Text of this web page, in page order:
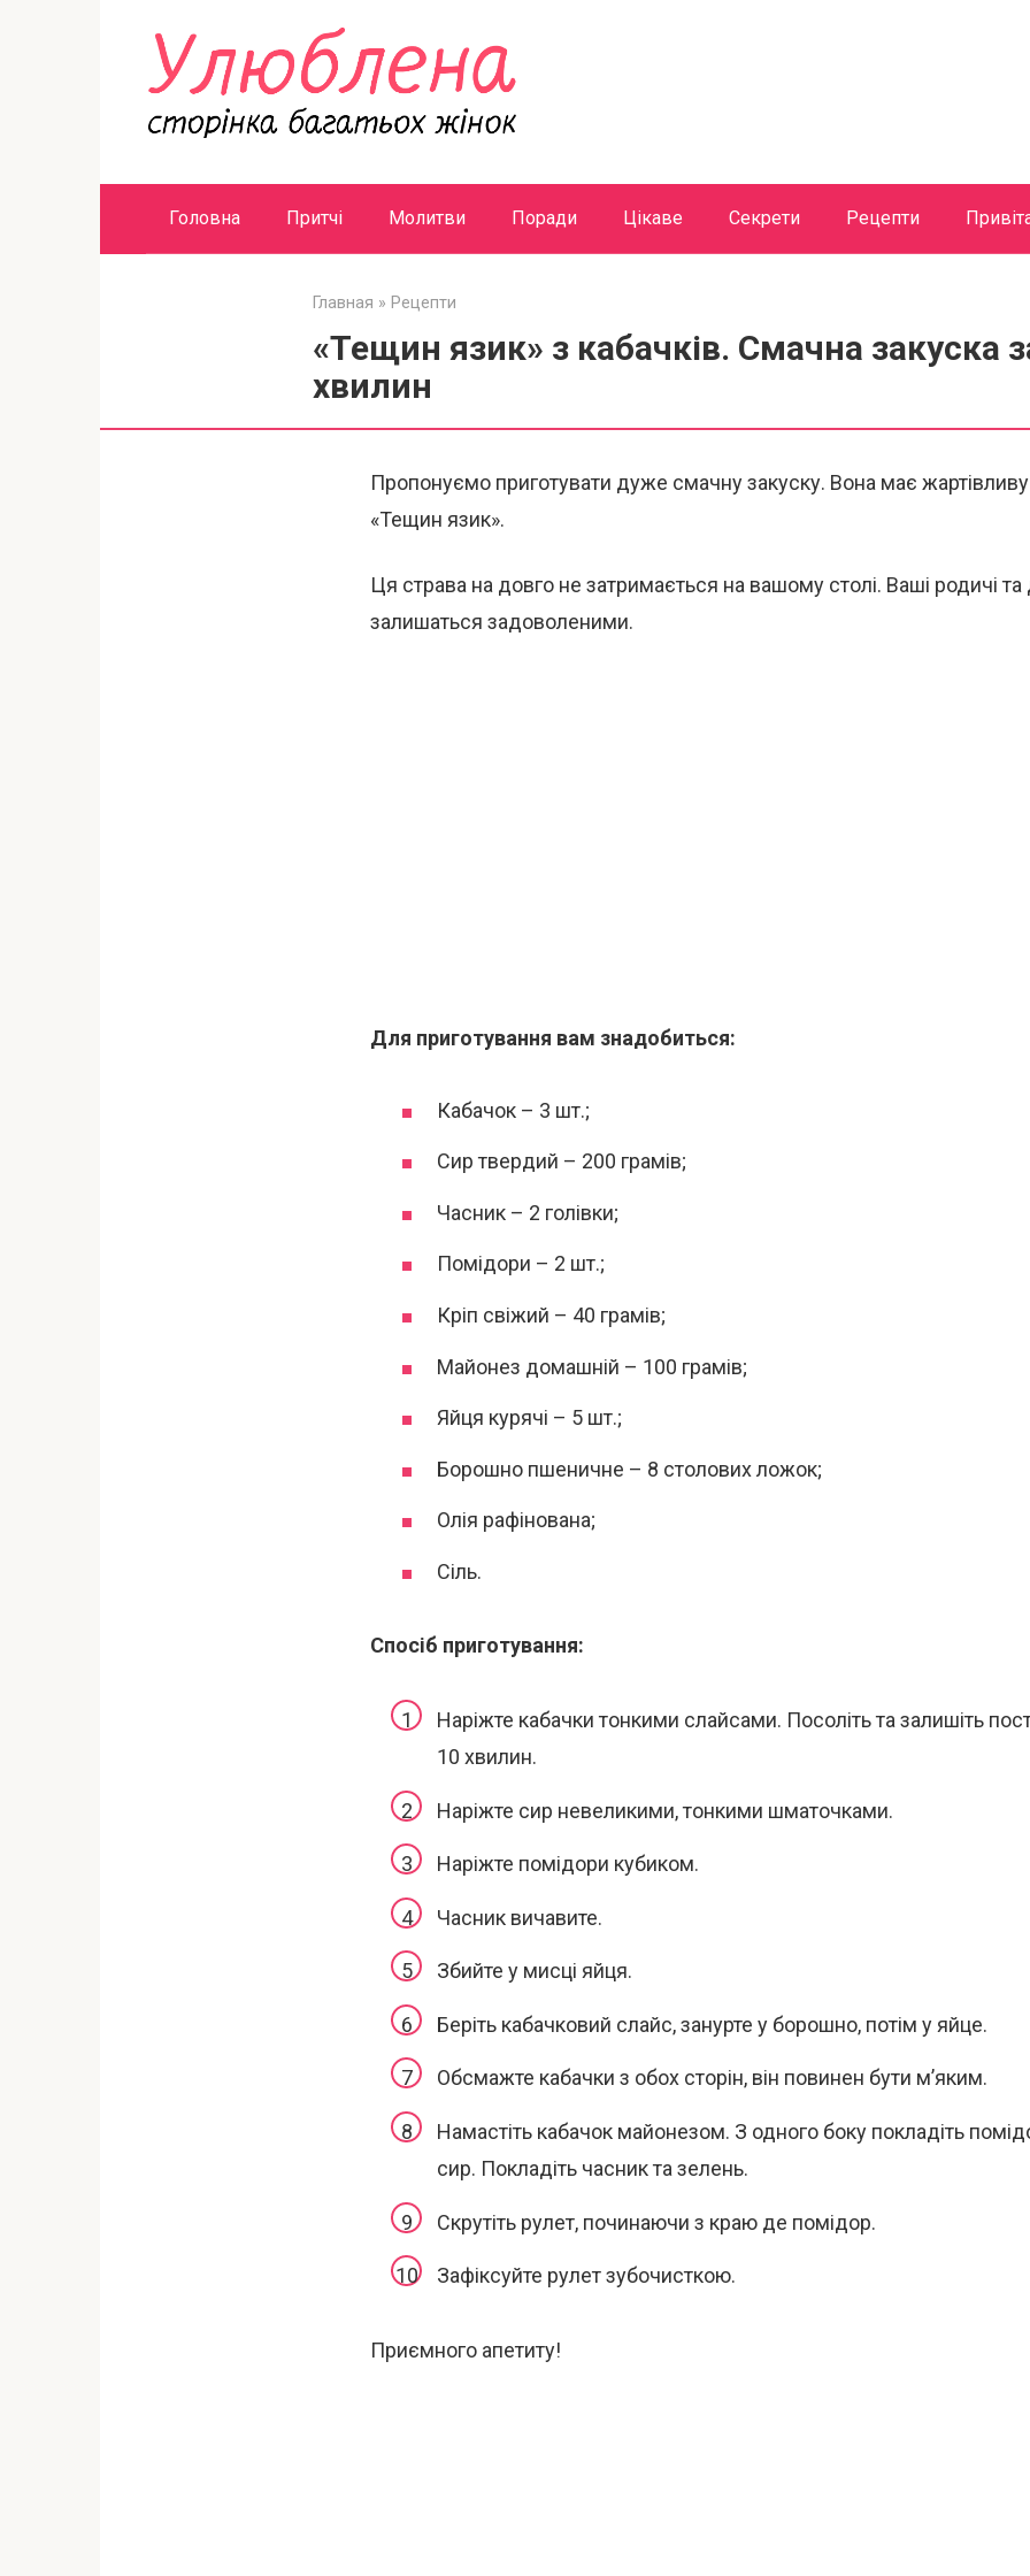
Головна Притчі Молитви Поради Цікаве Секрети Рецепти
Главная » Рецепти
«Тещин язик» з кабачків. Смачна закуска
хвилин
Пропонуємо приготувати дуже смачну закуску. Вона має
«Тещин язик».
Ця страва на довго не затримається на вашому столі. Ваші родичі та
залишаться задоволеними.
Для приготування вам знадобиться:
Кабачок – 3 шт.;
Сир твердий – 200 грамів;
Часник – 2 голівки;
Помідори – 2 шт.;
Кріп свіжий – 40 грамів;
Майонез домашній – 100 грамів;
Яйця курячі – 5 шт.;
Борошно пшеничне – 8 столових ложок;
Олія рафінована;
Сіль.
Спосіб приготування:
Наріжте кабачки тонкими слайсами. Посоліть та залишіть
10 хвилин.
Наріжте сир невеликими, тонкими шматочками.
Наріжте помідори кубиком.
Часник вичавите.
Збийте у мисці яйця.
Беріть кабачковий слайс, занурте у борошно, потім у яйце.
Обсмажте кабачки з обох сторін, він повинен бути м’яким.
Намастіть кабачок майонезом. З одного боку покладіть
сир. Покладіть часник та зелень.
Скрутіть рулет, починаючи з краю де помідор.
Зафіксуйте рулет зубочисткою.
Приємного апетиту!